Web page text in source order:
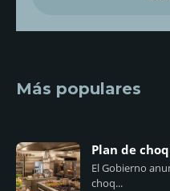
Más populares
Plan de
El Gobierno
choq...